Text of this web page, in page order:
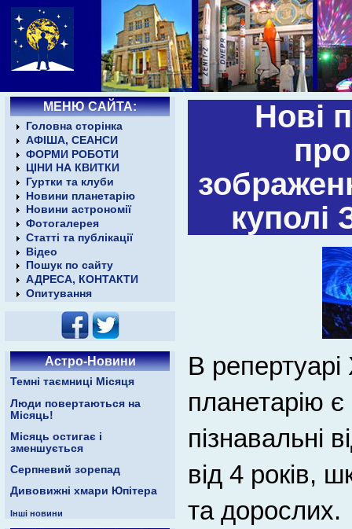
МЕНЮ САЙТА:
Головна сторінка
АФІША, СЕАНСИ
ФОРМИ РОБОТИ
ЦІНИ НА КВИТКИ
Гуртки та клуби
Новини планетарію
Новини астрономії
Фотогалерея
Статті та публікації
Відео
Пошук по сайту
АДРЕСА, КОНТАКТИ
Опитування
Астро-Новини
Темні таємниці Місяця
Люди повертаються на
Місяць!
Місяць остигає і
зменшується
Серпневий зорепад
Дивовижні хмари Юпітера
Інші новини
Нові
куполі
В репертуарі
планетарію є
пізнавальні
від 4 років,
та дорослих.